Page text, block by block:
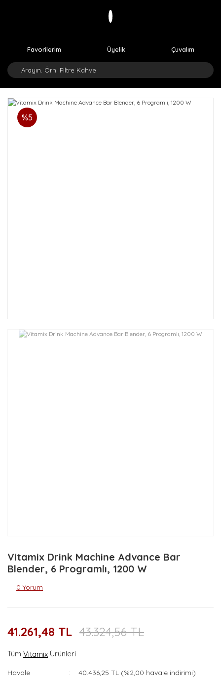
Favorilerim Üyelik Çuvalım
%5
Vitamix Drink Machine Advance Bar
Blender, 6 Programlı, 1200 W
0 Yorum
41.261,48 TL 43.324,56 TL
Tüm Vitamix Ürünleri
Havale 40.436,25 TL (%2,00 havale indirimi)